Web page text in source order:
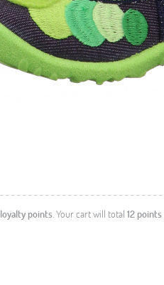
loyalty points. Your cart will total 12points